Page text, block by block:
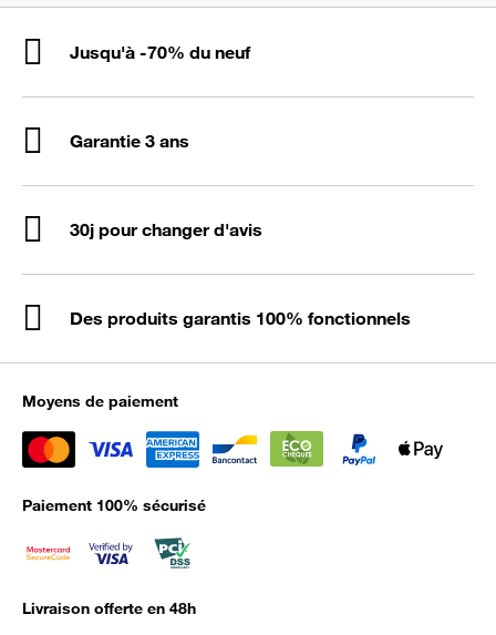
Jusqu'à -70% du neuf
Garantie 3 ans
30j pour changer d'avis
Des produits garantis 100% fonctionnels
Moyens de paiement
Paiement 100% sécurisé
Livraison offerte en 48h